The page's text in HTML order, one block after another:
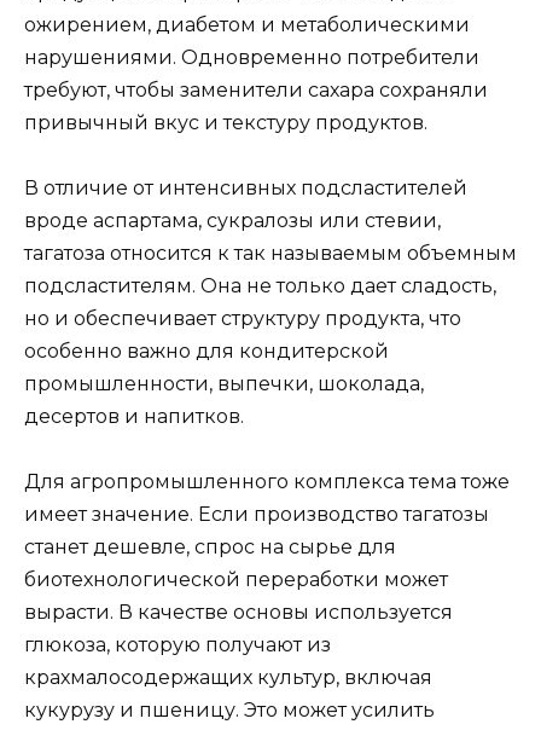
ожирением, диабетом и метаболическими
нарушениями. Одновременно потребители
требуют, чтобы заменители сахара сохраняли
привычный вкус и текстуру продуктов.
В отличие от интенсивных подсластителей
вроде аспартама, сукралозы или стевии,
тагатоза относится к так называемым объемным
подсластителям. Она не только дает сладость,
но и обеспечивает структуру продукта, что
особенно важно для кондитерской
промышленности, выпечки, шоколада,
десертов и напитков.
Для агропромышленного комплекса тема тоже
имеет значение. Если производство тагатозы
станет дешевле, спрос на сырье для
биотехнологической переработки может
вырасти. В качестве основы используется
глюкоза, которую получают из
крахмалосодержащих культур, включая
кукурузу и пшеницу. Это может усилить